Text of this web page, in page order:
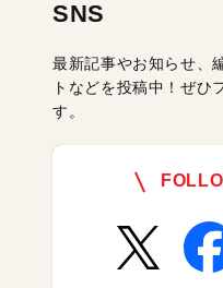
SNS
最新記事やお知らせ、
トなどを投稿中！ぜひ
す。